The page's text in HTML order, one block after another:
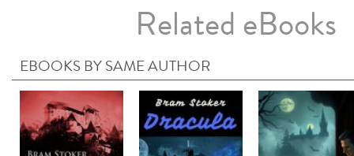
Related eBooks
EBOOKS BY SAME AUTHOR